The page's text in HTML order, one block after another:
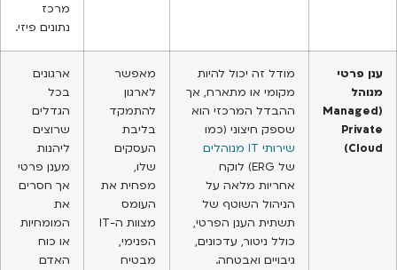
מרכז
נתונים פיזי.
ענן פרטי
מנוהל
(Managed
Private
Cloud)
מודל זה יכול להיות
מקומי או מתארח, אך
ההבדל המרכזי הוא
שספק חיצוני (כמו
שירותי IT מנוהלים
של ERG) לוקח
אחריות מלאה על
הניהול השוטף של
תשתית הענן הפרטי,
כולל ניטור, עדכונים,
גיבויים ואבטחה.
מאפשר
לארגון
להתמקד
בליבת
העסקים
שלו,
מפחית את
העומס
מצוות ה-IT
הפנימי,
מבטיח
ארגונים
בכל
הגדלים
שרוצים
ליהנות
מענן פרטי
אך חסרים
את
המומחיות
או כוח
האדם